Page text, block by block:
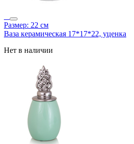
Размер: 22 см
Ваза керамическая 17*17*22, уценка
Нет в наличии